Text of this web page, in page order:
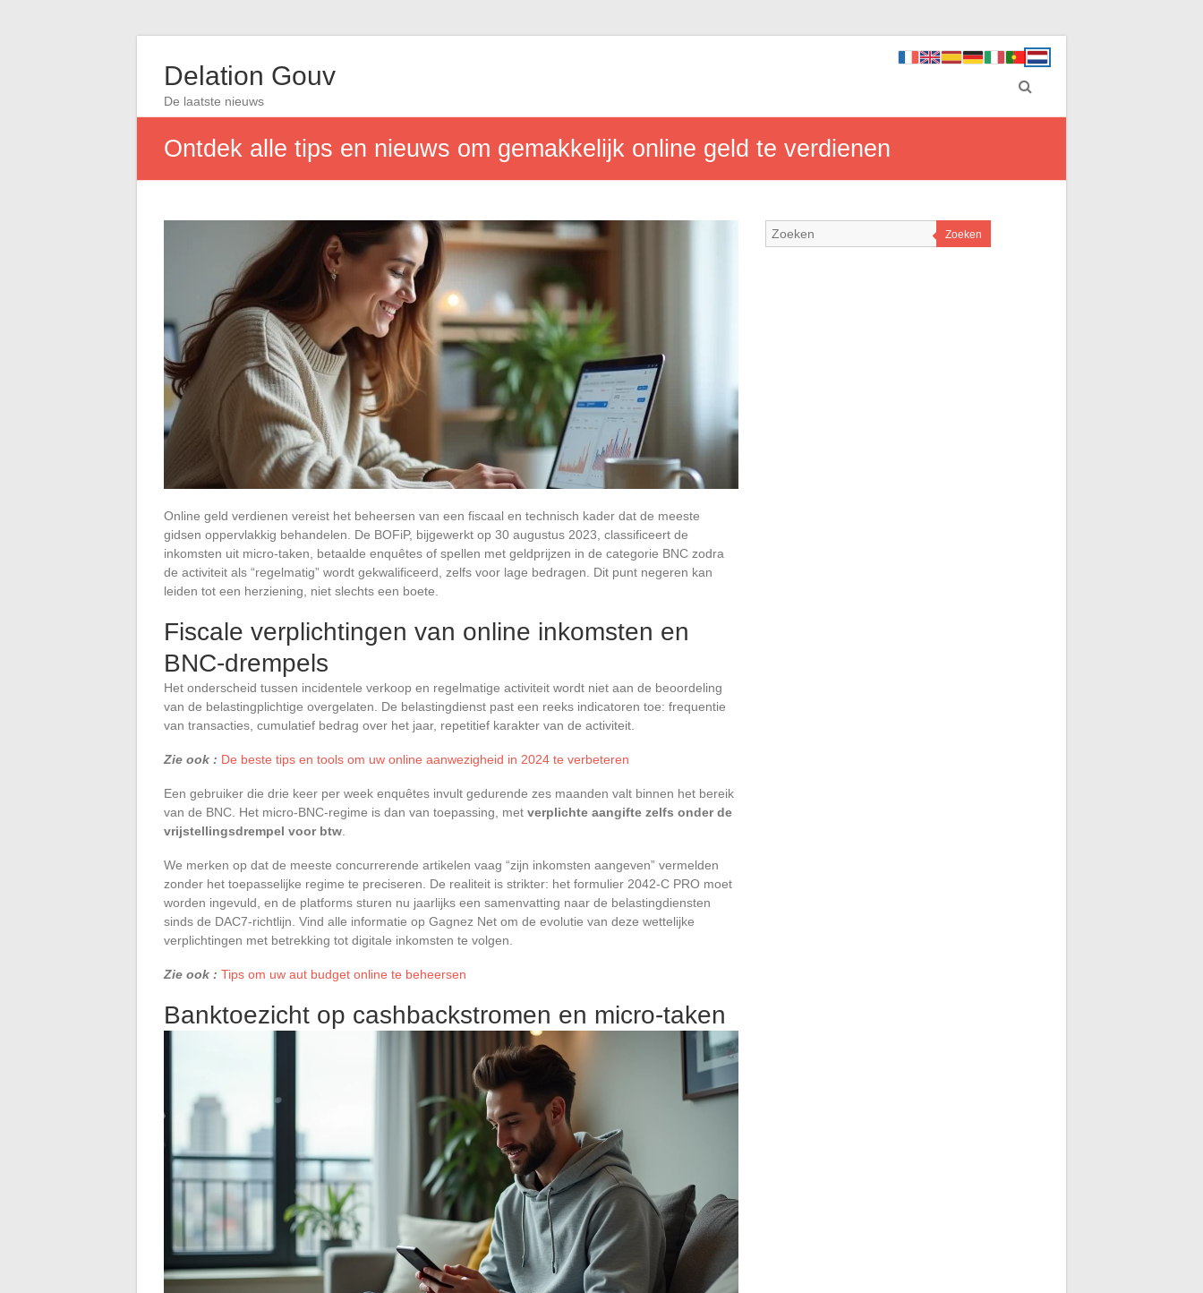
Delation Gouv
De laatste nieuws
Ontdek alle tips en nieuws om gemakkelijk online geld te verdienen
Online geld verdienen vereist het beheersen van een fiscaal en technisch kader dat de meeste
gidsen oppervlakkig behandelen. De BOFiP, bijgewerkt op 30 augustus 2023, classificeert de
inkomsten uit micro-taken, betaalde enquêtes of spellen met geldprijzen in de categorie BNC zodra
de activiteit als “regelmatig” wordt gekwalificeerd, zelfs voor lage bedragen. Dit punt negeren kan
leiden tot een herziening, niet slechts een boete.
Fiscale verplichtingen van online inkomsten en
BNC-drempels
Het onderscheid tussen incidentele verkoop en regelmatige activiteit wordt niet aan de beoordeling
van de belastingplichtige overgelaten. De belastingdienst past een reeks indicatoren toe: frequentie
van transacties, cumulatief bedrag over het jaar, repetitief karakter van de activiteit.
Zie ook : De beste tips en tools om uw online aanwezigheid in 2024 te verbeteren
Een gebruiker die drie keer per week enquêtes invult gedurende zes maanden valt binnen het bereik
van de BNC. Het micro-BNC-regime is dan van toepassing, met verplichte aangifte zelfs onder de
vrijstellingsdrempel voor btw
We merken op dat de meeste concurrerende artikelen vaag “zijn inkomsten aangeven” vermelden
zonder het toepasselijke regime te preciseren. De realiteit is strikter: het formulier 2042-C PRO moet
worden ingevuld, en de platforms sturen nu jaarlijks een samenvatting naar de belastingdiensten
sinds de DAC7-richtlijn. Vind alle informatie op Gagnez Net om de evolutie van deze wettelijke
verplichtingen met betrekking tot digitale inkomsten te volgen.
Zie ook : Tips om uw aut budget online te beheersen
Banktoezicht op cashbackstromen en micro-taken
Zoeken